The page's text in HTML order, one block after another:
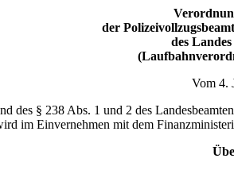
der
des
Vom 4.
des § 238 Abs. 1 und 2 des
im Einvernehmen mit dem